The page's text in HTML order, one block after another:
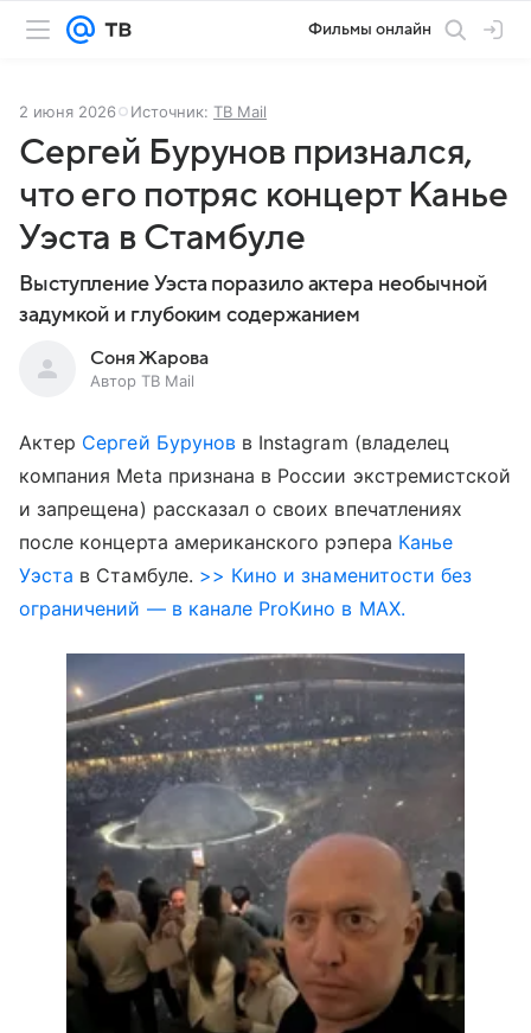
Фильмы онлайн
2 июня 2026 Источник: ТВ Mail
Сергей Бурунов признался,
что его потряс концерт Канье
Уэста в Стамбуле
Выступление Уэста поразило актера необычной
задумкой и глубоким содержанием
Соня Жарова
Автор ТВ Mail
Актер Сергей Буруновв Instagram (владелец
компания Meta признана в России экстремистской
и запрещена) рассказал о своих впечатлениях
после концерта американского рэпера Канье
Уэста в Стамбуле. >> Кино и знаменитости без
ограничений — в канале ProКино в MAX.